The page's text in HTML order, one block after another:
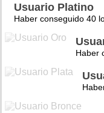
Usuario Platino
Haber conseguido 40
Haber